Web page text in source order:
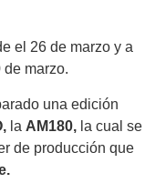
el 26 de marzo y a
marzo.
una edición
la AM180, la cual se
de producción que